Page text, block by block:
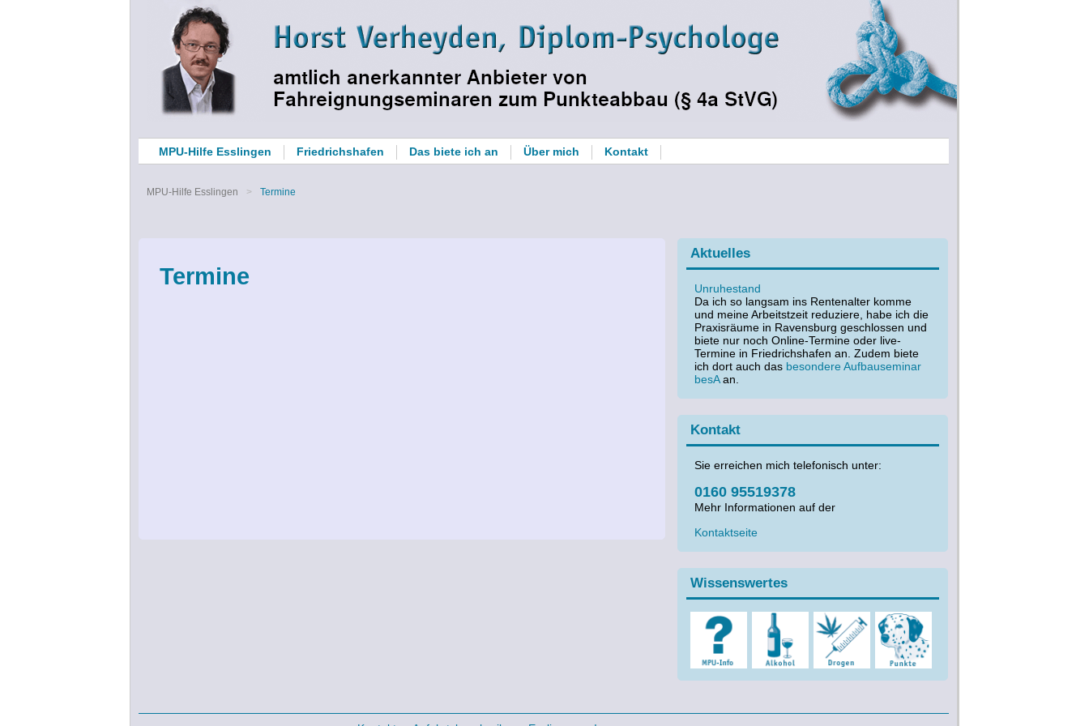
MPU-Hilfe Esslingen Friedrichshafen Das biete ich an Über mich Kontakt
MPU-Hilfe Esslingen Termine
Termine
Aktuelles
Unruhestand
Da ich so langsam ins Rentenalter komme
und meine Arbeitstzeit reduziere, habe ich die
Praxisräume in Ravensburg geschlossen und
biete nur noch Online-Termine oder live-
Termine in Friedrichshafen an. Zudem biete
ich dort auch das besondere Aufbauseminar
besAan.
Kontakt
Sie erreichen mich telefonisch unter:
0160 95519378
Mehr Informationen auf der
Kontaktseite
Wissenswertes